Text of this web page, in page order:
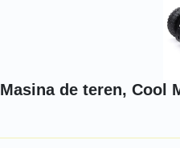
Masina de teren, Cool